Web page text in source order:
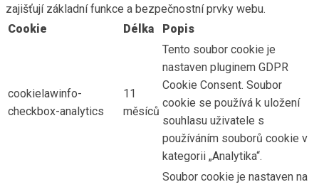
zajišťují základní funkce a bezpečnostní prvky webu.
Cookie
Délka Popis
cookielawinfo-
checkbox-analytics
11
měsíců
Tento soubor cookie je
nastaven pluginem GDPR
Cookie Consent. Soubor
cookie se používá k uložení
souhlasu uživatele s
používáním souborů cookie v
kategorii „Analytika“.
Soubor cookie je nastaven na